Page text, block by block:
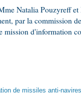
Natalia Pouzyreff
par la commission
mission d'information
de missiles anti-